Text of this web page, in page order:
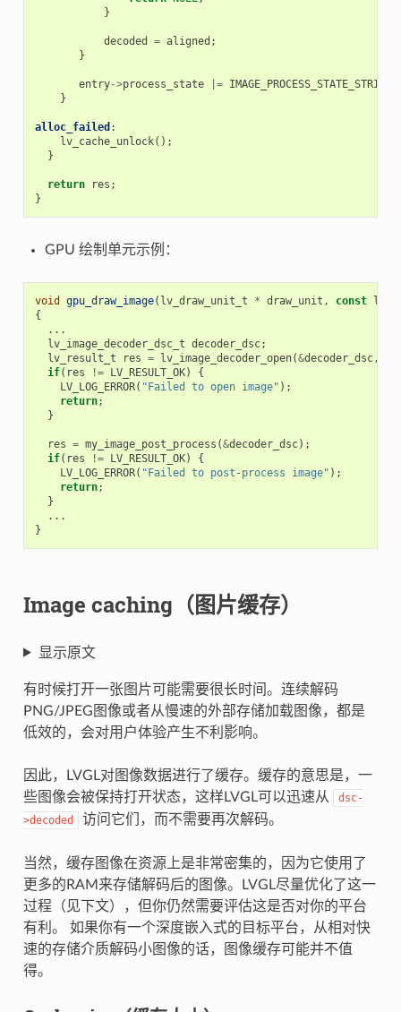
}
decoded = aligned ;
}
entry->process_state |=
}
alloc_failed :
lv_cache_unlock();
}
return res ;
}
GPU 绘制单元示例：
void gpu_draw_image( lv_draw_unit_t * draw_unit , const
{
...
lv_image_decoder_dsc_t decoder_dsc;
lv_result_t
res = lv_image_decoder_open(&decoder_dsc,
if( res != LV_RESULT_OK)
{
LV_LOG_ERROR( "Failed to open image" );
return;
}
res = my_image_post_process (&decoder_dsc);
if( res != LV_RESULT_OK)
{
LV_LOG_ERROR( "Failed to post-process image" );
return;
}
...
}
Image caching（图片缓存）
显示原文
有时候打开一张图片可能需要很长时间。连续解码
PNG/JPEG图像或者从慢速的外部存储加载图像，都是
低效的，会对用户体验产生不利影响。
因此，LVGL对图像数据进行了缓存。缓存的意思是，一
些图像会被保持打开状态，这样LVGL可以迅速从
dsc-
>decoded
访问它们，而不需要再次解码。
当然，缓存图像在资源上是非常密集的，因为它使用了
更多的RAM来存储解码后的图像。LVGL尽量优化了这一
过程（见下文），但你仍然需要评估这是否对你的平台
有利。 如果你有一个深度嵌入式的目标平台，从相对快
速的存储介质解码小图像的话，图像缓存可能并不值
得。